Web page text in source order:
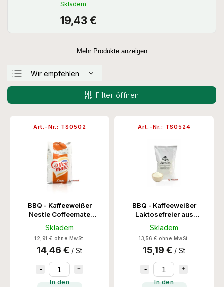
Skladem
19,43 €
Mehr Produkte anzeigen
Wir empfehlen
Teuerste
Filter öffnen
BBQ - Kaffeeweißer
Nestle Coffeemate
1KG/12Stk
Skladem
12,91 € ohne MwSt.
14,46 € / St
In den
Art.-Nr.: TS0502
BBQ - Kaffeeweißer
Laktosefreier aus
Österreich 1KG/10Stk
Skladem
13,56 € ohne MwSt.
15,19 € / St
In den
Art.-Nr.: TS0524